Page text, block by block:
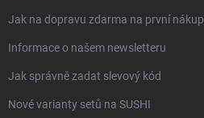
Jak na dopravu zdarma na první nákup
Informace o našem newsletteru
Jak správně zadat slevový kód
Nové varianty setů na SUSHI